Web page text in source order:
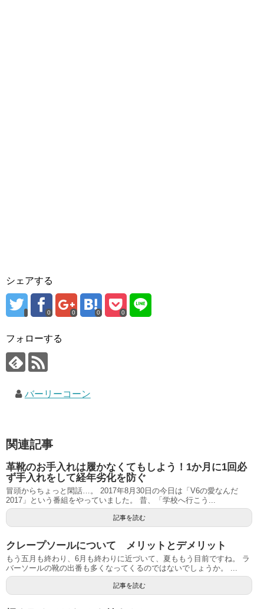
シェアする
0 0 0 0
フォローする
バーリーコーン
関連記事
革靴のお手入れは履かなくてもしよう！1か月に1回必
ず手入れをして経年劣化を防ぐ
冒頭からちょっと閑話…。 2017年8月30日の今日は「V6の愛なんだ
2017」という番組をやっていました。 昔、「学校へ行こう...
記事を読む
クレープソールについて メリットとデメリット
もう五月も終わり、6月も終わりに近づいて、夏ももう目前ですね。 ラ
バーソールの靴の出番も多くなってくるのではないでしょうか。 ...
記事を読む